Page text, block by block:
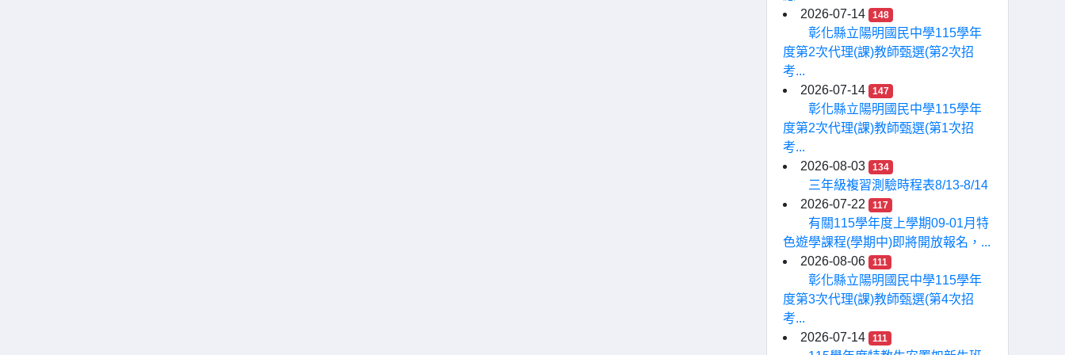
2026-07-14
148
彰化縣立陽明國民中學115學年
度第2次代理(課)教師甄選(第2次招
考...
2026-07-14
147
彰化縣立陽明國民中學115學年
度第2次代理(課)教師甄選(第1次招
考...
2026-08-03
134
三年級複習測驗時程表8/13-8/14
2026-07-22
117
有關115學年度上學期09-01月特
色遊學課程(學期中)即將開放報名，...
2026-08-06
111
彰化縣立陽明國民中學115學年
度第3次代理(課)教師甄選(第4次招
考...
2026-07-14
111